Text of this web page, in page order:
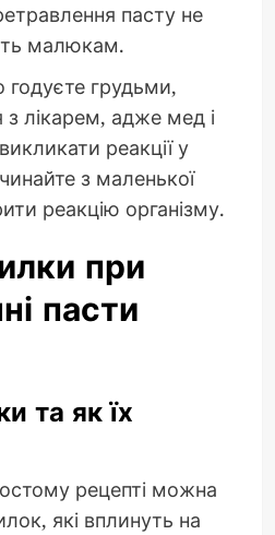
пасту не
малюкам.
годуєте грудьми,
з лікарем, адже мед і
реакції у
з маленької
реакцію організму.
при
пасти
та як їх
рецепті можна
які вплинуть на